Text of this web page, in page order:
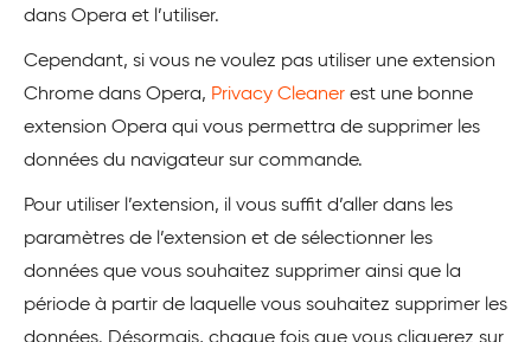
dans Opera et l’utiliser.
Cependant, si vous ne voulez pas utiliser une extension
Chrome dans Opera, Privacy Cleaner est une bonne
extension Opera qui vous permettra de supprimer les
données du navigateur sur commande.
Pour utiliser l’extension, il vous suffit d’aller dans les
paramètres de l’extension et de sélectionner les
données que vous souhaitez supprimer ainsi que la
période à partir de laquelle vous souhaitez supprimer les